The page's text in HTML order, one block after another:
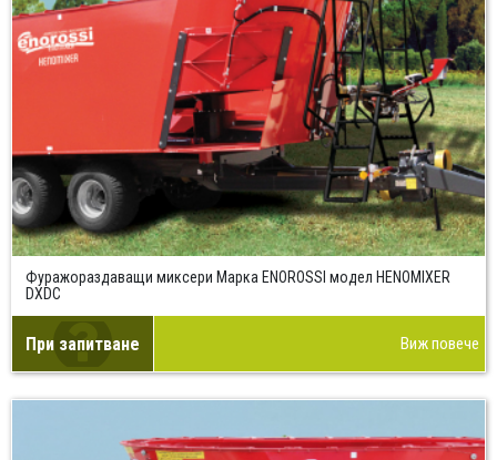
Фуражораздаващи миксери Марка ENOROSSI модел HENOMIXER
DXDC
При запитване Виж повече